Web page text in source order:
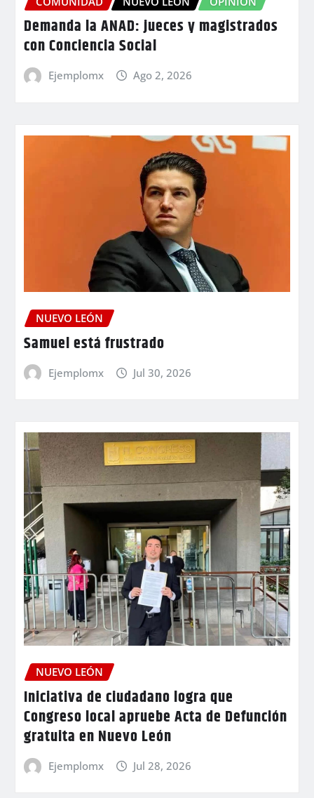
Demanda la ANAD: jueces y magistrados
con Conciencia Social
Ejemplomx Ago 2, 2026
NUEVO LEÓN
Samuel está frustrado
Ejemplomx Jul 30, 2026
NUEVO LEÓN
Iniciativa de ciudadano logra que
Congreso local apruebe Acta de Defunción
gratuita en Nuevo León
Ejemplomx Jul 28, 2026